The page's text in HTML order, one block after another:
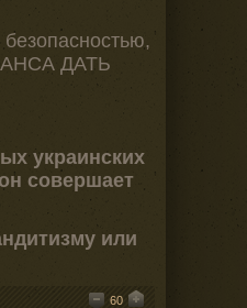
безопасностью,
ДАТЬ
украинских
совершает
или
60